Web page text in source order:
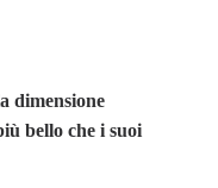
dimensione
bello che i suoi